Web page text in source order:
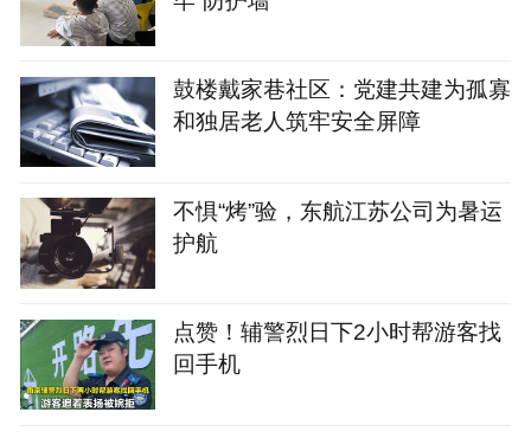
鼓楼戴家巷社区：党建共建为孤寡
和独居老人筑牢安全屏障
不惧“烤”验，东航江苏公司为暑运
护航
点赞！辅警烈日下2小时帮游客找
回手机